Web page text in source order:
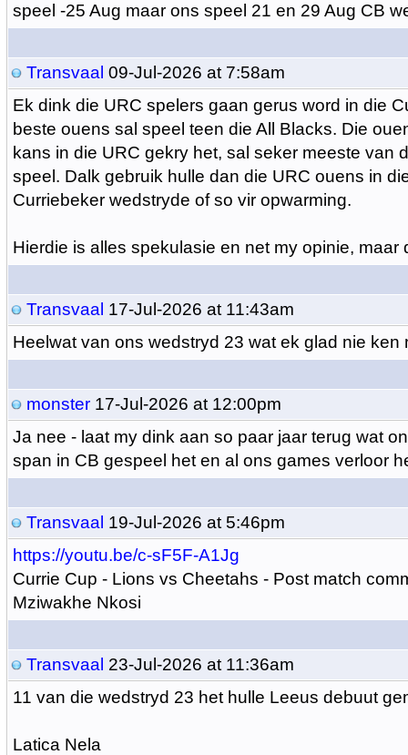
speel -25 Aug maar ons speel 21 en 29 Aug CB
Transvaal 09-Jul-2026 at 7:58am
Ek dink die URC spelers gaan gerus word in die
beste ouens sal speel teen die All Blacks. Die
kans in die URC gekry het, sal seker meeste van
speel. Dalk gebruik hulle dan die URC ouens in
Curriebeker wedstryde of so vir opwarming.
Hierdie is alles spekulasie en net my opinie, maar
Transvaal 17-Jul-2026 at 11:43am
Heelwat van ons wedstryd 23 wat ek glad nie ken
monster17-Jul-2026 at 12:00pm
Ja nee - laat my dink aan so paar jaar terug wat
span in CB gespeel het en al ons games verloor
Transvaal 19-Jul-2026 at 5:46pm
https://youtu.be/c-sF5F-A1Jg
Currie Cup - Lions vs Cheetahs - Post match
Mziwakhe Nkosi
Transvaal 23-Jul-2026 at 11:36am
11 van die wedstryd 23 het hulle Leeus debuut
Latica Nela